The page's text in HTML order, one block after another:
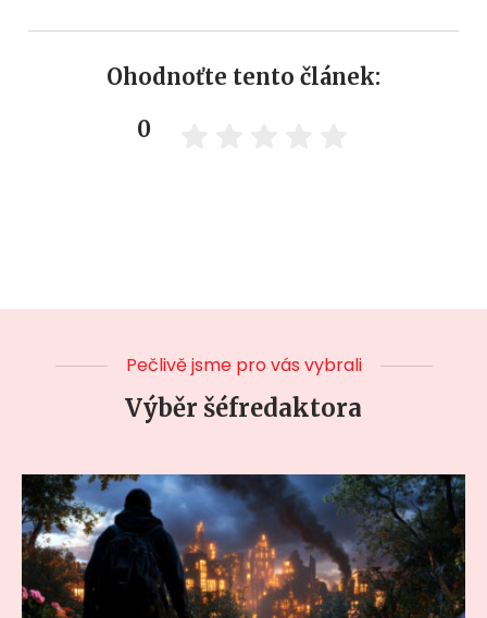
Ohodnoťte tento článek:
0
Pečlivě jsme pro vás vybrali
Výběr šéfredaktora